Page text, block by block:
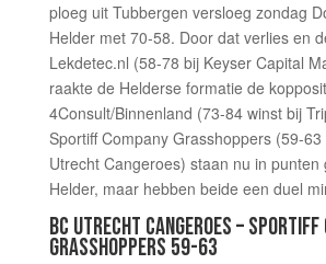
ploeg uit Tubbergen versloeg zondag
Helder met 70-58. Door dat verlies en
Lekdetec.nl (58-78 bij Keyser Capital
raakte de Helderse formatie de
4Consult/Binnenland (73-84 winst bij
Sportiff Company Grasshoppers (59-
Utrecht Cangeroes) staan nu in punten
Helder, maar hebben beide een duel
BC UTRECHT CANGEROES –
GRASSHOPPERS 59-63